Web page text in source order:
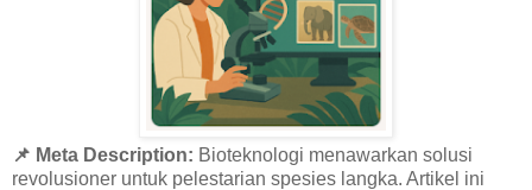
📌 Meta Description: Bioteknologi menawarkan solusi
revolusioner untuk pelestarian spesies langka. Artikel ini